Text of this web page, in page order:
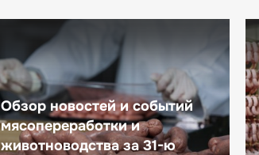
Обзор новостей и событий
мясопереработки и
животноводства за 31-ю